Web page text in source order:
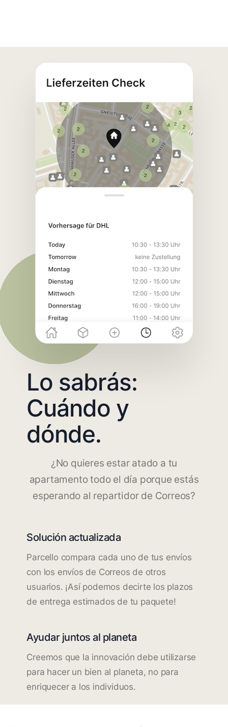
Lo sabrás:
Cuándo y
dónde.
¿No quieres estar atado a tu
apartamento todo el día porque estás
esperando al repartidor de Correos?
Solución actualizada
Parcello compara cada uno de tus envíos
con los envíos de Correos de otros
usuarios. ¡Así podemos decirte los plazos
de entrega estimados de tu paquete!
Ayudar juntos al planeta
Creemos que la innovación debe utilizarse
para hacer un bien al planeta, no para
enriquecer a los individuos.